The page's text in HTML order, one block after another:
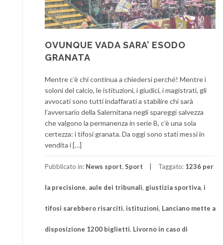
OVUNQUE VADA SARA’ ESODO
GRANATA
Mentre c’è chi continua a chiedersi perché! Mentre i
soloni del calcio, le istituzioni, i giudici, i magistrati, gli
avvocati sono tutti indaffarati a stabilire chi sarà
l’avversario della Salernitana negli spareggi salvezza
che valgono la permanenza in serie B, c’è una sola
certezza: i tifosi granata. Da oggi sono stati messi in
vendita i […]
Pubblicato in: News sport, Sport Taggato: 1236 per
la precisione, aule dei tribunali, giustizia sportiva, i
tifosi sarebbero risarciti, istituzioni, Lanciano mette a
disposizione 1200 biglietti, Livorno in caso di